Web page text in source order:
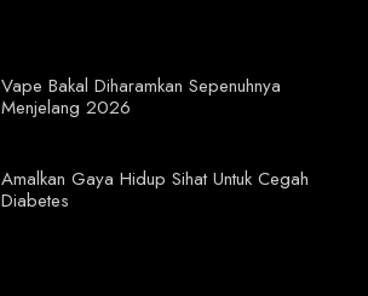
Vape Bakal Diharamkan Sepenuhnya
Menjelang 2026
Amalkan Gaya Hidup Sihat Untuk Cegah
Diabetes